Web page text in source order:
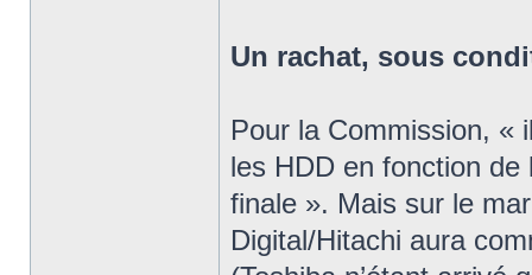
Un rachat, sous
Pour la Commission, «
les HDD en fonction
finale ». Mais sur le
Digital/Hitachi aura